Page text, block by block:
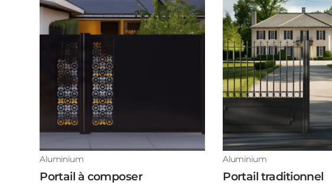
Aluminium
Portail à composer
Aluminium
Portail traditionnel